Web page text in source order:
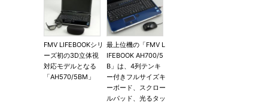
FMV LIFEBOOKシリ
ーズ初の3D立体視
対応モデルとなる
「AH570/5BM」
最上位機の「FMV L
IFEBOOK AH700/5
B」は、4列テンキ
ー付きフルサイズキ
ーボード、スクロー
ルパッド、光るタッ